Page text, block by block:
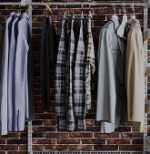
есть, но найти их
организовать
местах и было под